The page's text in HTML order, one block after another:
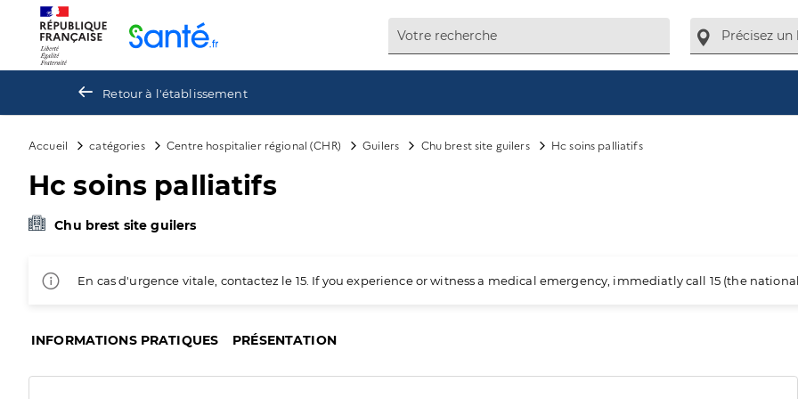
Retour à l'établissement
Accueil catégories Centre hospitalier régional (CHR) Guilers Chu brest site guilers Hc soins palliatifs
Hc soins palliatifs
Chu brest site guilers
En cas d'urgence vitale, contactez le 15. If you experience or witness a medical emergency, immediatly call 15 (the
INFORMATIONS PRATIQUES PRÉSENTATION
Panneau de gestion des cookies